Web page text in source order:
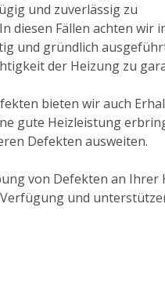
und zuverlässig zu
diesen Fällen achten wir
und gründlich
der Heizung zu
bieten wir auch
gute Heizleistung
Defekten ausweiten.
von Defekten an
und